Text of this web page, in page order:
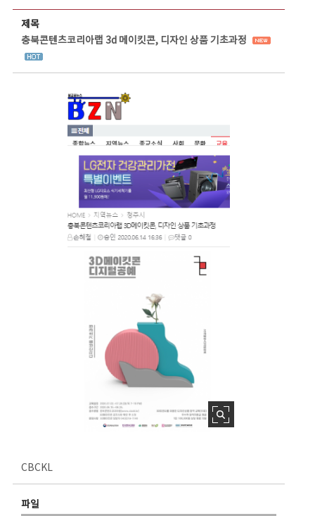
제목
충북콘텐츠코리아랩 3d 메이킷콘, 디자인 상품 기초과정
CBCKL
파일